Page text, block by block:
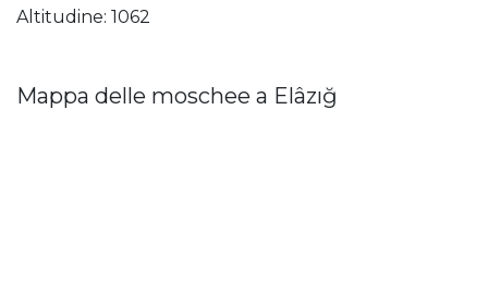
Altitudine: 1062
Mappa delle moschee a Elâzığ